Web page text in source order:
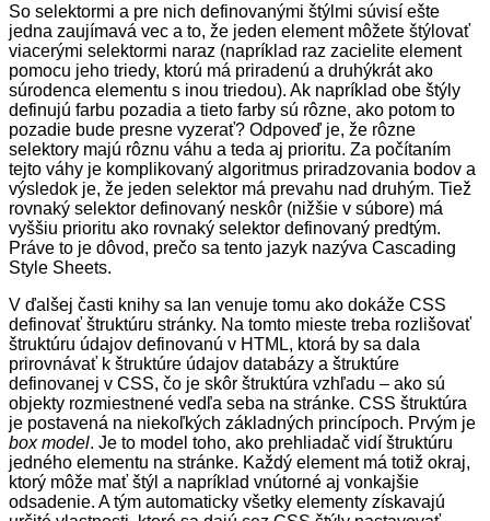
So selektormi a pre nich definovanými štýlmi súvisí ešte
jedna zaujímavá vec a to, že jeden element môžete štýlovať
viacerými selektormi naraz (napríklad raz zacielite element
pomocu jeho triedy, ktorú má priradenú a druhýkrát ako
súrodenca elementu s inou triedou). Ak napríklad obe štýl y
definujú farbu pozadia a tieto farby sú rôzne, ako potom to
pozadie bude presne vyzerať? Odpoveď je, že rôzne
selektory majú rôznu váhu a teda aj prioritu. Za počítaním
tejto váhy je komplikovaný algoritmus priradzovania bodov a
výsledok je, že jeden selektor má prevahu nad druhým. Tiež
rovnaký selektor definovaný neskôr (nižšie v súbore) má
vyššiu prioritu ako rovnaký selektor definovaný predtým.
Práve to je dôvod, prečo sa tento jazyk nazýva Cascading
Style Sheets.
V ďalšej časti knihy sa Ian venuje tomu ako dokáže CSS
definovať štruktúru stránky. Na tomto mieste treba rozlišovať
štruktúru údajov definovanú v HTML, ktorá by sa dala
prirovnávať k štruktúre údajov databázy a štruktúre
definovanej v CSS, čo je skôr štruktúra vzhľadu – ako sú
objekty rozmiestnené vedľa seba na stránke. CSS štruktúra
je postavená na niekoľkých základných princípoch. Prvým je
box model. Je to model toho, ako prehliadač vidí štruktúru
jedného elementu na stránke. Každý element má totiž okraj,
ktorý môže mať štýl a napríklad vnútorné aj vonkajšie
odsadenie. A tým automaticky všetky elementy získavajú